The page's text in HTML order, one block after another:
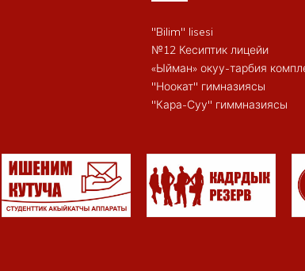
"Bilim" lisesi
№12 Кесиптик лицейи
«Ыйман» окуу-тарбия
"Ноокат" гимназиясы
"Кара-Суу" гиммназиясы